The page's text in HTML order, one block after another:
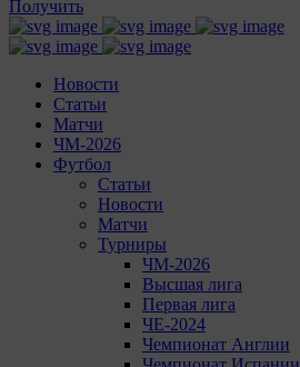
Получить
Новости
Статьи
Матчи
ЧМ-2026
Футбол
Статьи
Новости
Матчи
Турниры
ЧМ-2026
Высшая лига
Первая лига
ЧЕ-2024
Чемпионат Англии